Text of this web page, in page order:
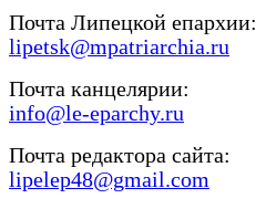
Почта Липецкой епархии:
lipetsk@mpatriarchia.ru
Почта канцелярии:
info@le-eparchy.ru
Почта редактора сайта:
lipelep48@gmail.com